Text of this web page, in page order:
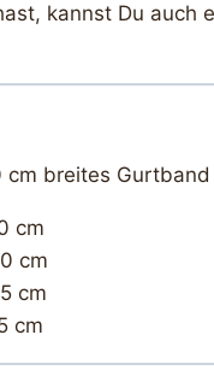
kannst Du auch
cm breites Gurtband
cm
cm
cm
cm